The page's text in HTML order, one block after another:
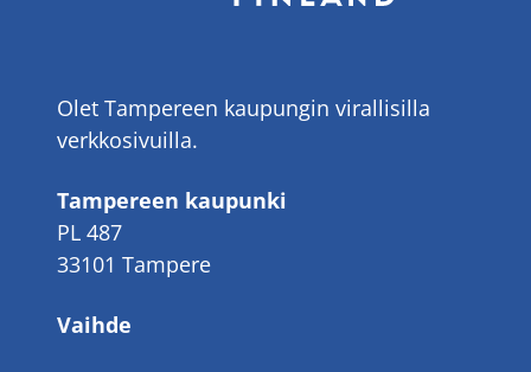
Olet Tampereen kaupungin virallisilla
verkkosivuilla.
Tampereen kaupunki
PL 487
33101 Tampere
Vaihde